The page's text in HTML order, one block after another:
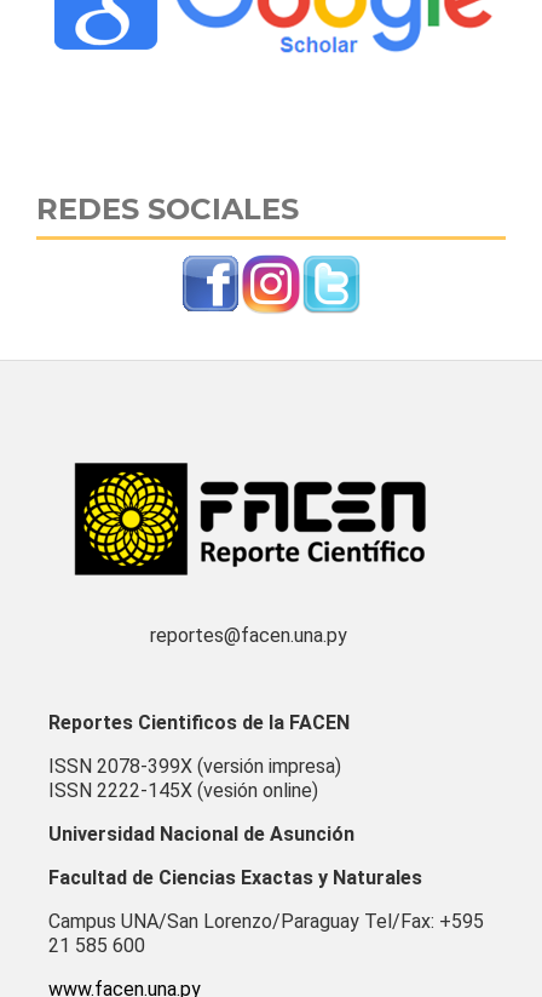
REDES SOCIALES
reportes@facen.una.py
Reportes Cientificos de la FACEN
ISSN 2078-399X (versión impresa)
ISSN 2222-145X (vesión online)
Universidad Nacional de Asunción
Facultad de Ciencias Exactas y Naturales
Campus UNA/San Lorenzo/Paraguay Tel/Fax: +595
21 585 600
www.facen.una.py